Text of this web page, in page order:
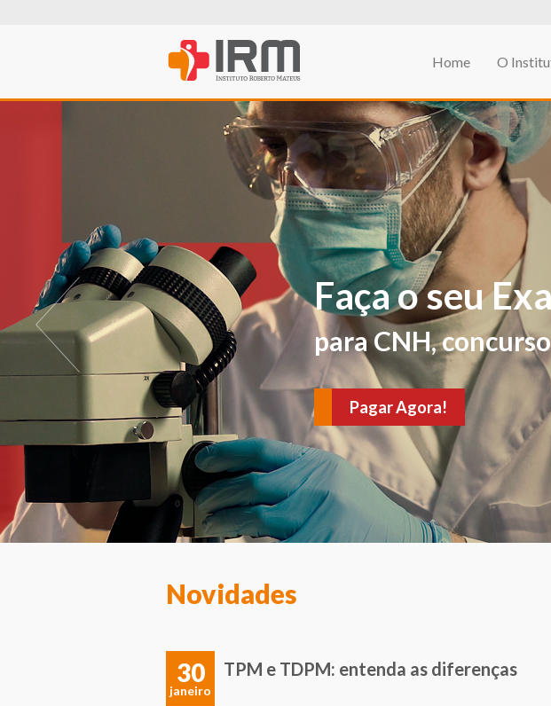
Home O
O IRM agora tem
PROFISSIONAL DE
Para avaliações e verificações de
várias doenças. Agende sua
Novidades
30
janeiro
TPM e TDPM: entenda as diferenças